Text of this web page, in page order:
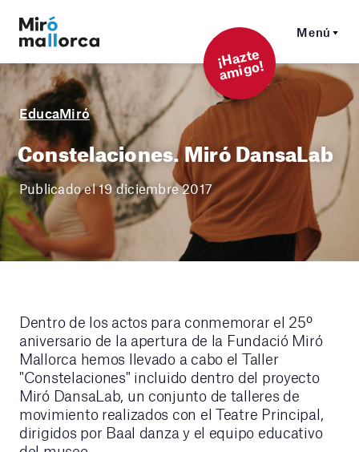
Menú
¡
Hazt
e
a
mi
g
o!
EducaMiró
Constelaciones. Miró DansaLab
Publicado el 19 diciembre 2017
Dentro de los actos para conmemorar el 25º
aniversario de la apertura de la Fundació Miró
Mallorca hemos llevado a cabo el Taller
"Constelaciones" incluido dentro del proyecto
Miró DansaLab, un conjunto de talleres de
movimiento realizados con el Teatre Principal,
dirigidos por Baal danza y el equipo educativo